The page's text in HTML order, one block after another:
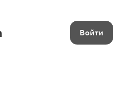
Войти